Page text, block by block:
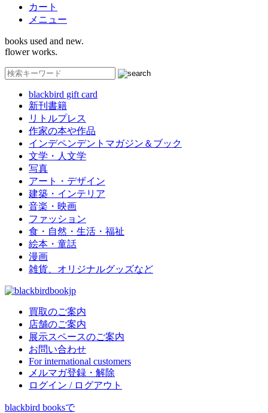
カート
メニュー
books used and new.
flower works.
blackbird gift card
新刊書籍
リトルプレス
作家の本や作品
インデペンデントマガジン＆ブック
文学・人文学
写真
アート・デザイン
建築・インテリア
音楽・映画
ファッション
食・自然・生活・福祉
絵本・童話
漫画
雑貨、オリジナルグッズなど
買取のご案内
店舗のご案内
展示スペースのご案内
お問い合わせ
For international customers
メルマガ登録・解除
ログイン / ログアウト
blackbird booksで